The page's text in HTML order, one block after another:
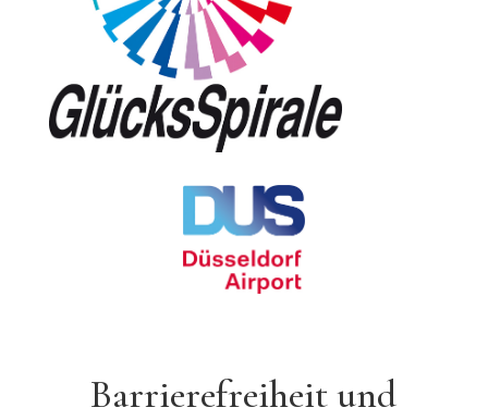
Barrierefreiheit und